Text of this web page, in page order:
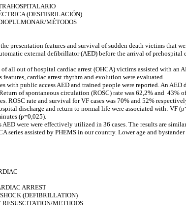
(DESFIBRILACIÓN)
MÉTODOS
presentation features and survival of sudden death victims that
external defibrillator (AED) before the arrival of prehospital
of all out of hospital cardiac arrest (OHCA) victims assisted with an
features, cardiac arrest rhythm and evolution were evaluated.
with public access AED and trained people were reported. An AED
of spontaneous circulation (ROSC) rate was 62,2% and 43%
ROSC rate and survival for VF cases was 70% and 52%
discharge and return to normal life were associated with: VF
(p=0,025).
AED were were effectively utilized in 36 cases. The results are
series assisted by PHEMS in our country. Lower age and
ARREST
(DEFIBRILLATION)
METHODS